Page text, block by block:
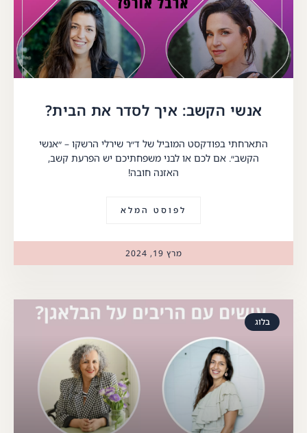
אנשי הקשב: איך לסדר את הבית?
התארחתי בפודקסט המוביל של ד״ר שירלי הרשקו – ״אנשי
הקשב״. אם לכם או לבני משפחתיכם יש הפרעת קשב,
האזנה חובה!
לפוסט המלא
מרץ 19, 2024
בלוג